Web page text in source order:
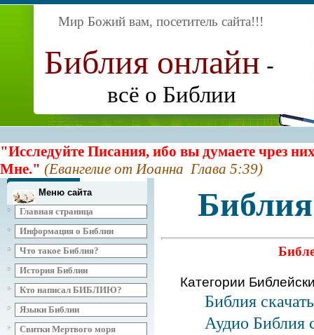
Мир Божий вам, посетитель сайта!!!
Библия онлайн -
всё о Библии
"Исследуйте Писания, ибо вы думаете чрез
Мне." (Евангелие от Иоанна Глава 5:39)
Меню сайта
Главная страница
Информация о Библии
Что такое Библия?
История Библии
Кто написал БИБЛИЮ?
Языки Библии
Свитки Мертвого моря
Категории
Библия
Аудио Библия